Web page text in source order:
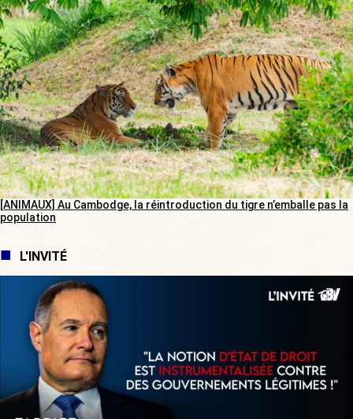
[ANIMAUX] Au Cambodge, la réintroduction du tigre n’emballe pas la
population
L'INVITÉ